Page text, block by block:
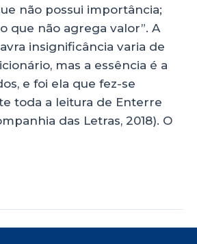
não possui importância;
que não agrega valor”. A
insignificância varia de
mas a essência é a
e foi ela que fez-se
toda a leitura de Enterre
das Letras, 2018). O